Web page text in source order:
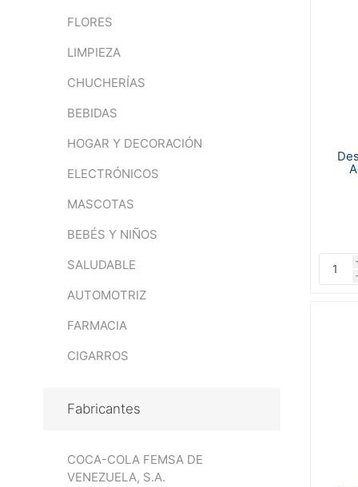
FLORES
LIMPIEZA
CHUCHERÍAS
BEBIDAS
HOGAR Y DECORACIÓN
ELECTRÓNICOS
MASCOTAS
BEBÉS Y NIÑOS
SALUDABLE
AUTOMOTRIZ
FARMACIA
CIGARROS
Fabricantes
COCA-COLA FEMSA DE
VENEZUELA, S.A.